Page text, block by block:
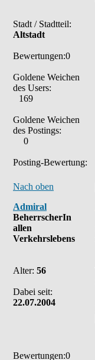
Stadt / Stadtteil:
Altstadt
Bewertungen:0
Goldene Weichen
des Users:
169
Goldene Weichen
des Postings:
0
Posting-Bewertung:
Nach oben
Admiral
BeherrscherIn
allen
Verkehrslebens
Alter: 56
Dabei seit:
22.07.2004
Bewertungen:0